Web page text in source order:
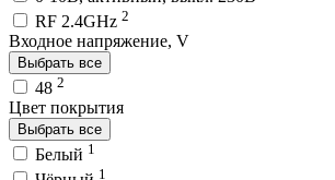
RF 2.4GHz 2
Входное напряжение, V
Выбрать все
48 2
Цвет покрытия
Выбрать все
Белый 1
1